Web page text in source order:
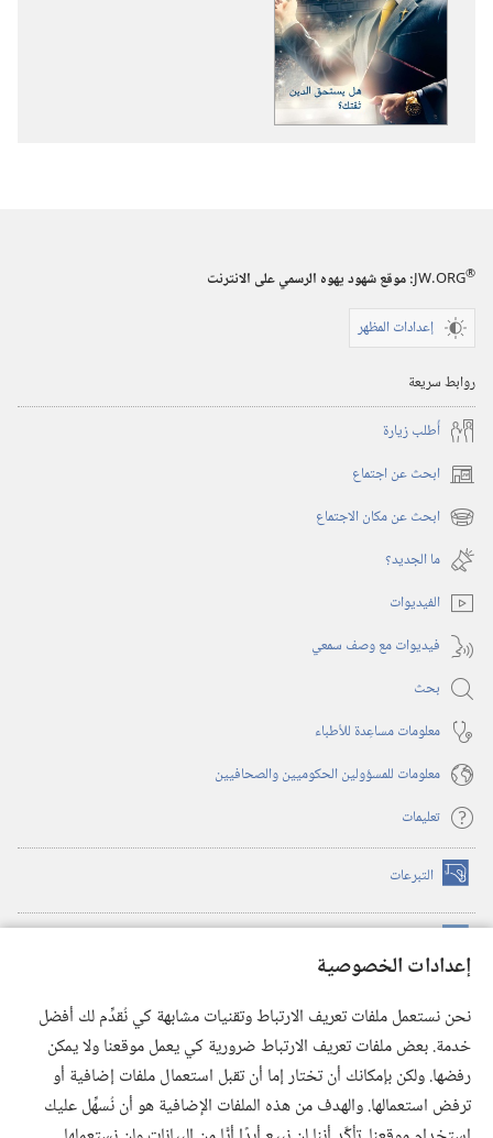
إعدادات الخصوصية
نحن نستعمل ملفات تعريف الارتباط وتقنيات مشابهة كي نُقدِّم لك أفضل
خدمة. بعض ملفات تعريف الارتباط ضرورية كي يعمل موقعنا ولا يمكن
رفضها. ولكن بإمكانك أن تختار إما أن تقبل استعمال ملفات إضافية أو
ترفض استعمالها. والهدف من هذه الملفات الإضافية هو أن نُسهِّل عليك
JW.ORG®
:‏ موقع شهود يهوه الرسمي على الانترنت
إعدادات المظهر
روابط سريعة
أُطلب زيارة
ابحث عن اجتماع (يفتح
نافذة ابحث عن مكان الاجتماع (يفتح
نافذة
جديدة)
ما الجديد؟‏
الفيديوات
فيديوات مع وصف سمعي
بحث
معلومات مساعِدة للأطباء
معلومات للمسؤولين الحكوميين والصحافيين
تعليمات
التبرعات (يفتح
نافذة
(يفتح
نافذة
(يفتح
نافذة
جديدة) تطبيق ®
JW Library
مكتبة برج المراقبة